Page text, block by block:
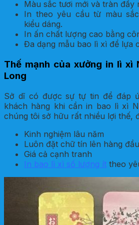
Màu sắc tươi mới và tràn đầy
In theo yêu cầu từ màu
kiểu dáng.
In ấn chất lượng cao bằng
Đa dạng mẫu bao lì xì để lựa
Thế mạnh của xưởng in lì xì
Long
Sở dĩ có được sự tự tin để đáp
khách hàng khi cần in bao lì xì
chúng tôi sở hữu rất nhiều lợi thế,
Kinh nghiệm lâu năm
Luôn đặt chữ tín lên hàng
Giá cả cạnh tranh
In bao lì xì số lượng ít theo